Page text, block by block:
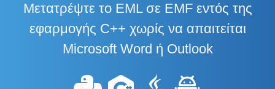
Μετατρέψτε το EML σε EMF εντός της
εφαρμογής C++ χωρίς να απαιτείται
Microsoft Word ή Outlook